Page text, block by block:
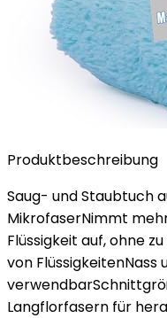
Produktbeschreibung
Saug- und Staubtuch
MikrofaserNimmt
Flüssigkeit auf, ohne
von FlüssigkeitenNass
Langflorfasern für